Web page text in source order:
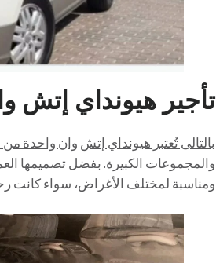
تأجير هيونداي إتش وان 7 راكب
بالتالى تُعتبر هيونداي إتش وان واحدة
والمجموعات الكبيرة. بفضل تصميمها
ومناسبة لمختلف الأغراض، سواء كانت